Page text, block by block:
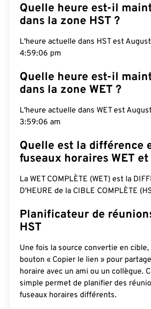
Quelle heure est-il
dans la zone HST ?
L'heure actuelle dans HST est
4:59:07 pm
Quelle heure est-il
dans la zone WET ?
L'heure actuelle dans WET est
3:59:07 am
Quelle est la différence
fuseaux horaires WET et
La WET COMPLÈTE (WET) est la
D'HEURE de la CIBLE COMPLÈTE
Planificateur de
HST
Une fois la source convertie en
bouton « Copier le lien » pour
horaire avec un ami ou un collègue.
simple permet de planifier des
fuseaux horaires différents.